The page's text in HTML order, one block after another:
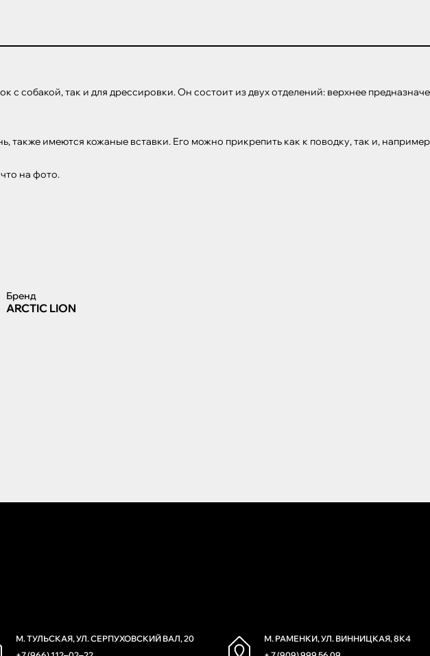
с собакой, так и для дрессировки. Он состоит из двух отделений: верхнее
также имеются кожаные вставки. Его можно прикрепить как к поводку, так и,
на фото.
Бренд
ARCTIC LION
М. ТУЛЬСКАЯ, УЛ. СЕРПУХОВСКИЙ ВАЛ, 20
М. РАМЕНКИ, УЛ. ВИННИЦКАЯ, 8К4